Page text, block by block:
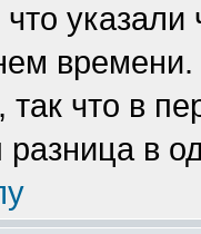
указали
что в
разница в